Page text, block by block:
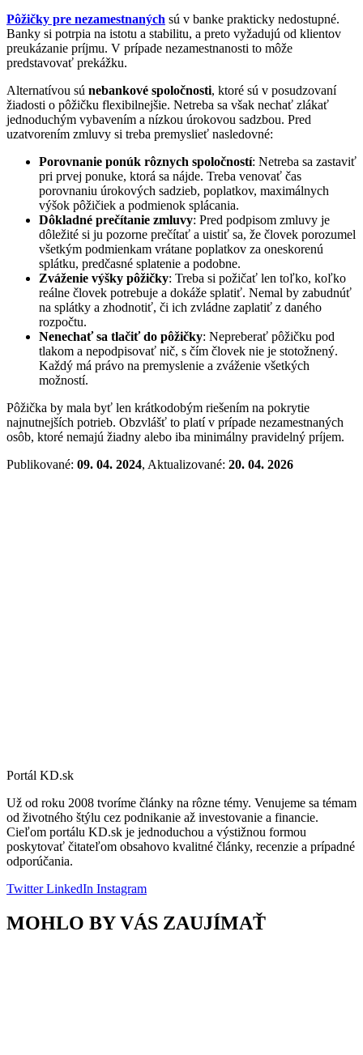
Pôžičky pre nezamestnaných sú v banke prakticky nedostupné.
Banky si potrpia na istotu a stabilitu, a preto vyžadujú od klientov
preukázanie príjmu. V prípade nezamestnanosti to môže
predstavovať prekážku.
Alternatívou sú nebankové spoločnosti, ktoré sú v posudzovaní
žiadosti o pôžičku flexibilnejšie. Netreba sa však nechať zlákať
jednoduchým vybavením a nízkou úrokovou sadzbou. Pred
uzatvorením zmluvy si treba premyslieť nasledovné:
Porovnanie ponúk rôznych spoločností: Netreba sa zastaviť
pri prvej ponuke, ktorá sa nájde. Treba venovať čas
porovnaniu úrokových sadzieb, poplatkov, maximálnych
výšok pôžičiek a podmienok splácania.
Dôkladné prečítanie zmluvy: Pred podpisom zmluvy je
dôležité si ju pozorne prečítať a uistiť sa, že človek porozumel
všetkým podmienkam vrátane poplatkov za oneskorenú
splátku, predčasné splatenie a podobne.
Zváženie výšky pôžičky: Treba si požičať len toľko, koľko
reálne človek potrebuje a dokáže splatiť. Nemal by zabudnúť
na splátky a zhodnotiť, či ich zvládne zaplatiť z daného
rozpočtu.
Nenechať sa tlačiť do pôžičky: Nepreberať pôžičku pod
tlakom a nepodpisovať nič, s čím človek nie je stotožnený.
Každý má právo na premyslenie a zváženie všetkých
možností.
Pôžička by mala byť len krátkodobým riešením na pokrytie
najnutnejších potrieb. Obzvlášť to platí v prípade nezamestnaných
osôb, ktoré nemajú žiadny alebo iba minimálny pravidelný príjem.
Publikované: 09. 04. 2024, Aktualizované: 20. 04. 2026
Portál KD.sk
Už od roku 2008 tvoríme články na rôzne témy. Venujeme sa témam
od životného štýlu cez podnikanie až investovanie a financie.
Cieľom portálu KD.sk je jednoduchou a výstižnou formou
poskytovať čitateľom obsahovo kvalitné články, recenzie a prípadné
odporúčania.
TwitterLinkedIn Instagram
MOHLO BY VÁS ZAUJÍMAŤ